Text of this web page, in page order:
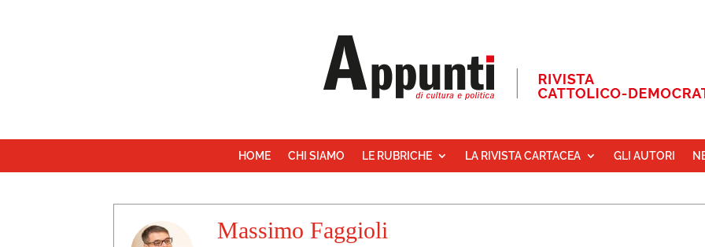
HOME CHI SIAMO LE RUBRICHE LA RIVISTA CARTACEA GLI AUTORI
Massimo Faggioli